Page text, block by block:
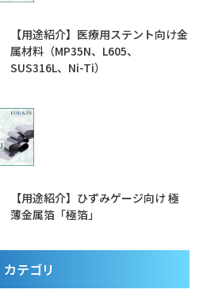
【用途紹介】医療用ステント向け金
属材料（MP35N、L605、
SUS316L、Ni-Ti）
【用途紹介】ひずみゲージ向け 極
薄金属箔「極箔」
カテゴリ